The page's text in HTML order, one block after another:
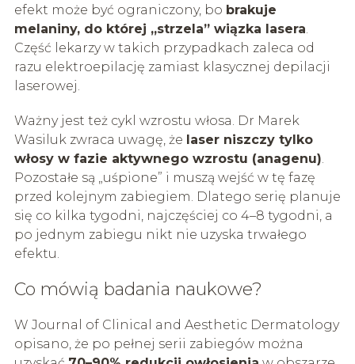
efekt może być ograniczony, bo brakuje
melaniny, do której „strzela” wiązka lasera.
Część lekarzy w takich przypadkach zaleca od
razu elektroepilację zamiast klasycznej depilacji
laserowej.
Ważny jest też cykl wzrostu włosa. Dr Marek
Wasiluk zwraca uwagę, że laser niszczy tylko
włosy w fazie aktywnego wzrostu (anagenu).
Pozostałe są „uśpione” i muszą wejść w tę fazę
przed kolejnym zabiegiem. Dlatego serię planuje
się co kilka tygodni, najczęściej co 4–8 tygodni, a
po jednym zabiegu nikt nie uzyska trwałego
efektu.
Co mówią badania naukowe?
W Journal of Clinical and Aesthetic Dermatology
opisano, że po pełnej serii zabiegów można